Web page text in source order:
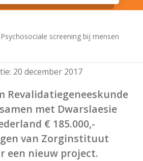
screening bij mensen
20 december 2017
Revalidatiegeneeskunde
met Dwarslaesie
€ 185.000,-
van Zorginstituut
een nieuw project.